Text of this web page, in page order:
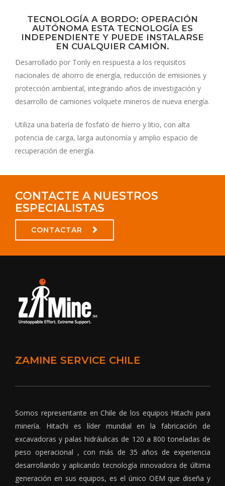
TECNOLOGÍA A BORDO: OPERACIÓN
AUTÓNOMA ESTA TECNOLOGÍA ES
INDEPENDIENTE Y PUEDE INSTALARSE
EN CUALQUIER CAMIÓN.
Desarrollado por Tonly en respuesta a los requisitos
nacionales de ahorro de energía, reducción de emisiones y
protección ambiental, integrando años de investigación y
desarrollo de camiones volquete mineros de nueva energía.
Utiliza una batería de fosfato de hierro y litio, con alta
potencia de carga, larga autonomía y amplio espacio de
recuperación de energía.
CONTACTE A NUESTROS
ESPECIALISTAS
CONTACTAR
ZAMINE SERVICE CHILE
Somos representante en Chile de los equipos Hitachi para
minería. Hitachi es líder mundial en la fabricación de
excavadoras y palas hidráulicas de 120 a 800 toneladas de
peso operacional , con más de 35 años de experiencia
desarrollando y aplicando tecnología innovadora de última
generación en sus equipos, es el único OEM que diseña y